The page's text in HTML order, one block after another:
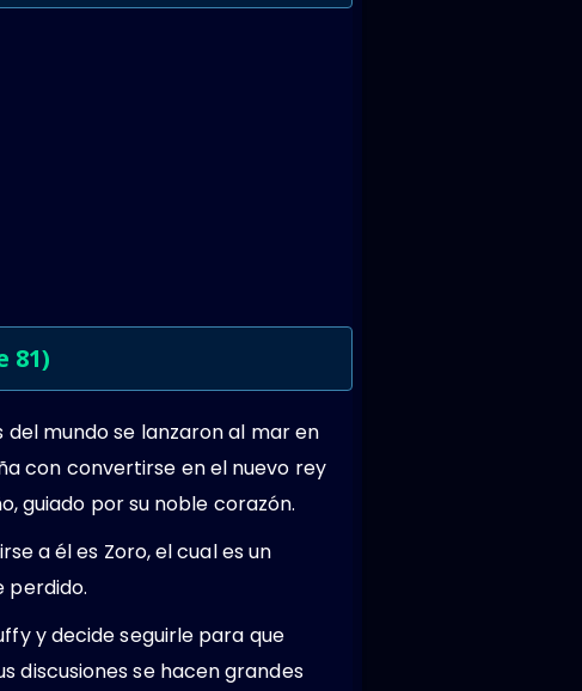
81)
mundo se lanzaron al mar en
con convertirse en el nuevo rey
guiado por su noble corazón.
a él es Zoro, el cual es un
perdido.
y decide seguirle para que
discusiones se hacen grandes